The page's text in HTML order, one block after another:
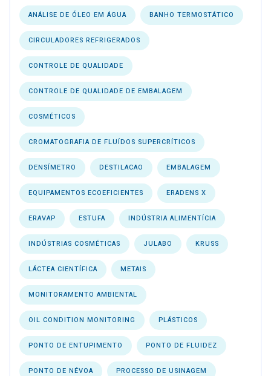
ANÁLISE DE ÓLEO EM ÁGUA BANHO TERMOSTÁTICO
CIRCULADORES REFRIGERADOS
CONTROLE DE QUALIDADE
CONTROLE DE QUALIDADE DE EMBALAGEM
COSMÉTICOS
CROMATOGRAFIA DE FLUÍDOS SUPERCRÍTICOS
DENSÍMETRO DESTILACAO EMBALAGEM
EQUIPAMENTOS ECOEFICIENTES ERADENS X
ERAVAP ESTUFA INDÚSTRIA ALIMENTÍCIA
INDÚSTRIAS COSMÉTICAS JULABO KRUSS
LÁCTEA CIENTÍFICA METAIS
MONITORAMENTO AMBIENTAL
OIL CONDITION MONITORING PLÁSTICOS
PONTO DE ENTUPIMENTO PONTO DE FLUIDEZ
PONTO DE NÉVOA PROCESSO DE USINAGEM